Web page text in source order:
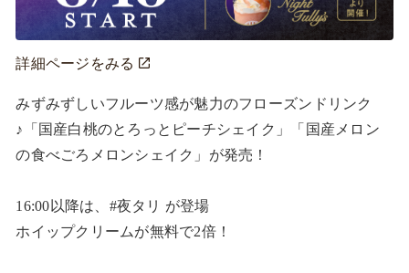
詳細ページをみる
みずみずしいフルーツ感が魅力のフローズンドリンク
♪「国産白桃のとろっとピーチシェイク」「国産メロン
の食べごろメロンシェイク」が発売！
16:00以降は、#夜タリ が登場
ホイップクリームが無料で2倍！